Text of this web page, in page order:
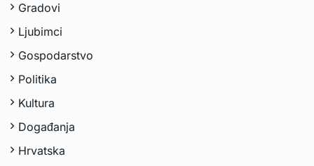
Gradovi
Ljubimci
Gospodarstvo
Politika
Kultura
Događanja
Hrvatska